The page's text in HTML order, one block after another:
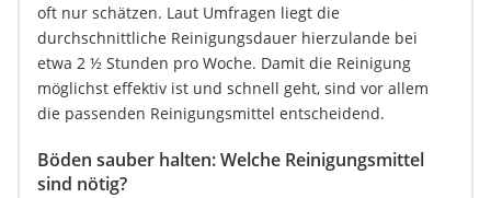
oft nur schätzen. Laut Umfragen liegt die
durchschnittliche Reinigungsdauer hierzulande bei
etwa 2 ½ Stunden pro Woche. Damit die Reinigung
möglichst effektiv ist und schnell geht, sind vor allem
die passenden Reinigungsmittel entscheidend.
Böden sauber halten: Welche Reinigungsmittel
sind nötig?